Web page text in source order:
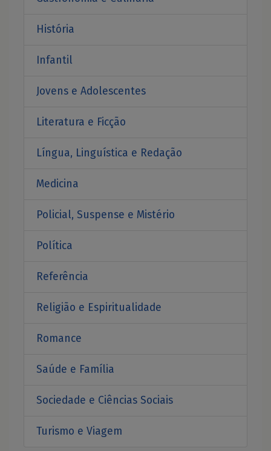
História
Infantil
Jovens e Adolescentes
Literatura e Ficção
Língua, Linguística e Redação
Medicina
Policial, Suspense e Mistério
Política
Referência
Religião e Espiritualidade
Romance
Saúde e Família
Sociedade e Ciências Sociais
Turismo e Viagem